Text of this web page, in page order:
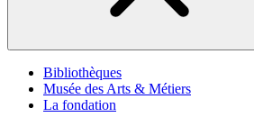
Bibliothèques
Musée des Arts & Métiers
La fondation